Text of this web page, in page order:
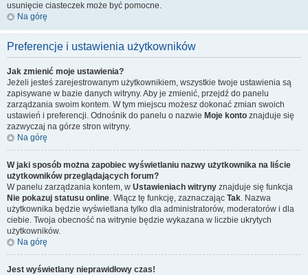
usunięcie ciasteczek może być pomocne.
Na górę
Preferencje i ustawienia użytkowników
Jak zmienić moje ustawienia?
Jeżeli jesteś zarejestrowanym użytkownikiem, wszystkie twoje ustawienia są
zapisywane w bazie danych witryny. Aby je zmienić, przejdź do panelu
zarządzania swoim kontem. W tym miejscu możesz dokonać zmian swoich
ustawień i preferencji. Odnośnik do panelu o nazwie Moje konto znajduje się
zazwyczaj na górze stron witryny.
Na górę
W jaki sposób można zapobiec wyświetlaniu nazwy użytkownika na liście
użytkowników przeglądających forum?
W panelu zarządzania kontem, w Ustawieniach witryny znajduje się funkcja
Nie pokazuj statusu online. Włącz tę funkcję, zaznaczając Tak. Nazwa
użytkownika będzie wyświetlana tylko dla administratorów, moderatorów i dla
ciebie. Twoja obecność na witrynie będzie wykazana w liczbie ukrytych
użytkowników.
Na górę
Jest wyświetlany nieprawidłowy czas!